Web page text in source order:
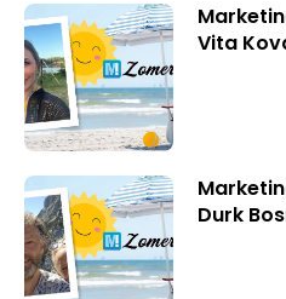
Vita
Durk